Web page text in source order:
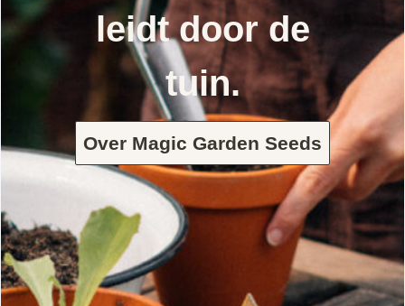
leidt door de
tuin.
Over Magic Garden Seeds